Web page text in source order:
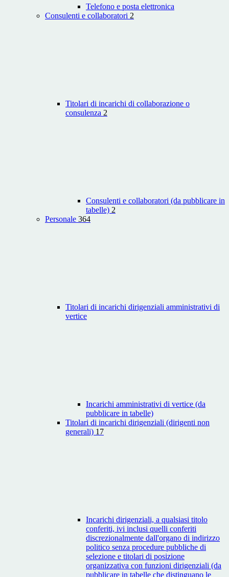
Telefono e posta elettronica
Consulenti e collaboratori 2
Titolari di incarichi di collaborazione o
consulenza 2
Consulenti e collaboratori (da pubblicare in
tabelle) 2
Personale 364
Titolari di incarichi dirigenziali amministrativi di
vertice
Incarichi amministrativi di vertice (da
pubblicare in tabelle)
Titolari di incarichi dirigenziali (dirigenti non
generali) 17
Incarichi dirigenziali, a qualsiasi titolo
conferiti, ivi inclusi quelli conferiti
discrezionalmente dall'organo di indirizzo
politico senza procedure pubbliche di
selezione e titolari di posizione
organizzativa con funzioni dirigenziali (da
pubblicare in tabelle che distinguano le